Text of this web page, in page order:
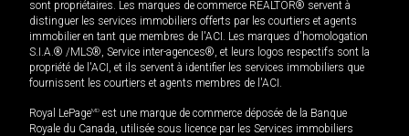
sont propriétaires. Les marques de commerce REALTOR® servent à
distinguer les services immobiliers offerts par les courtiers et agents
immobilier en tant que membres de l'ACI. Les marques d'homologation
S.I.A.® /MLS®, Service inter-agences®, et leurs logos respectifs sont la
propriété de l'ACI, et ils servent à identifier les services immobiliers que
fournissent les courtiers et agents membres de l'ACI.
Royal LePageMD est une marque de commerce déposée de la Banque
Royale du Canada, utilisée sous licence par les Services immobiliers